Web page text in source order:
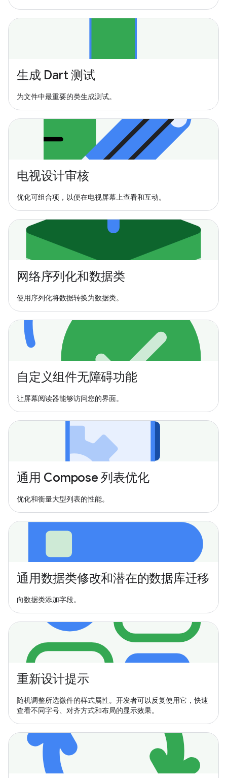
生成 Dart 测试
为文件中最重要的类生成测试。
电视设计审核
优化可组合项，以便在电视屏幕上查看和互动。
网络序列化和数据类
使用序列化将数据转换为数据类。
自定义组件无障碍功能
让屏幕阅读器能够访问您的界面。
通用 Compose 列表优化
优化和衡量大型列表的性能。
通用数据类修改和潜在的数据库迁移
向数据类添加字段。
重新设计提示
随机调整所选微件的样式属性。开发者可以反复使用它，快速
查看不同字号、对齐方式和布局的显示效果。